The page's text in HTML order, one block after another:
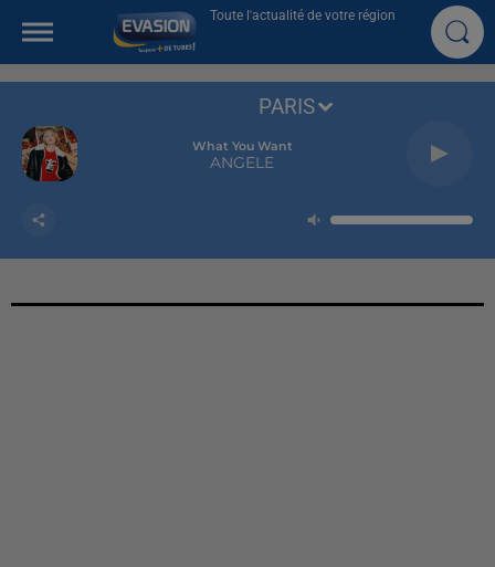
Toute l'actualité de votre région
What You Want
ANGELE
PARIS